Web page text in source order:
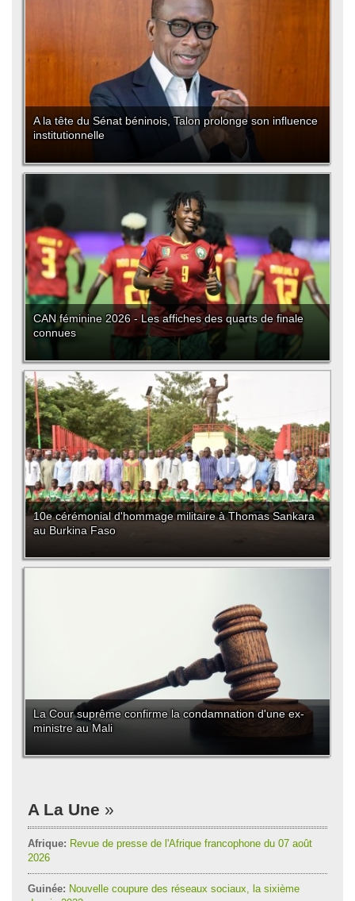
A la tête du Sénat béninois, Talon prolonge son influence
institutionnelle
CAN féminine 2026 - Les affiches des quarts de finale
connues
10e cérémonial d'hommage militaire à Thomas Sankara
au Burkina Faso
La Cour suprême confirme la condamnation d'une ex-
ministre au Mali
A La Une
Afrique: Revue de presse de l'Afrique francophone du 07 août
2026
Guinée: Nouvelle coupure des réseaux sociaux, la sixième